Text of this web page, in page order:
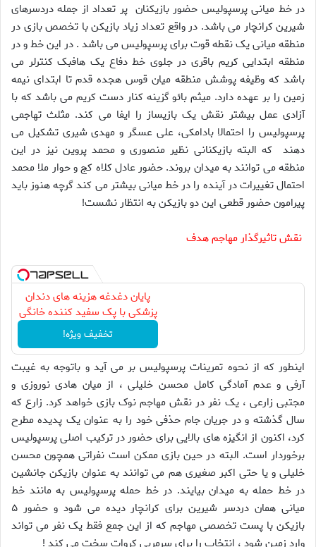
در خط میانی پرسپولیس حضور بازیکنان پر تعداد از جمله دردسرهای
شیرین کرانچار می باشد. در واقع تعداد زیاد بازیکن با تخصص بازی در
منطقه میانی یک نقطه قوت برای پرسپولیس می باشد . در این خط و در
منطقه ابتدایی کریم باقری در جلوی خط دفاع یک هافبک کنترلر می
باشد که وظیفه پوشش منطقه میان قوس هجده قدم تا ابتدای نیمه
زمین را بر عهده دارد. میثم بائو گزینه کنار دست کریم می باشد که با
آزادی عمل بیشتر نقش یک بازیساز را ایفا می کند. مثلث تهاجمی
پرسپولیس را احتمالا بادامکی، علی عسگر و مهدی شیری تشکیل می
دهند که البته بازیکنانی نظیر منصوری و محمد پروین نیز در این
منطقه می توانند به میدان بروند. حضور عادل کلاه کج و حوار ملا محمد
احتمال تغییرات در آینده را در خط میانی بیشتر می کند گرچه هنوز باید
پیرامون حضور قطعی این دو بازیکن به انتظار نشست!
نقش تاثیرگذار مهاجم هدف
پایان دغدغه هزینه های دندان
پزشکی با پک سفید کننده خانگی
تخفیف ویژه!
اینطور که از نحوه تمرینات پرسپولیس بر می آید و باتوجه به غیبت
آرفی و عدم آمادگی کامل محسن خلیلی ، از میان هادی نوروزی و
مجتبی زارعی ، یک نفر در نقش مهاجم نوک بازی خواهد کرد. زارع که
سال گذشته و در جریان جام حذفی خود را به عنوان یک پدیده مطرح
کرد، اکنون از انگیزه های بالایی برای حضور در ترکیب اصلی پرسپولیس
برخوردار است. البته در حین بازی ممکن است نفراتی همچون محسن
خلیلی و یا حتی اکبر صغیری هم می توانند به عنوان بازیکن جانشین
در خط حمله به میدان بیایند. در خط حمله پرسپولیس به مانند خط
میانی همان دردسر شیرین برای کرانچار دیده می شود و حضور ۵
بازیکن با پست تخصصی مهاجم که از این جمع فقط یک نفر می تواند
وارد زمین شود ، انتخاب را برای سرمربی کروات سخت می کند !